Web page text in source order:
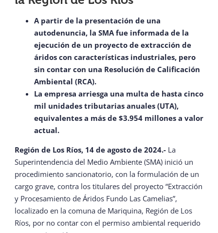
A partir de la presentación de una
autodenuncia, la SMA fue informada de la
ejecución de un proyecto de extracción de
áridos con características industriales, pero
sin contar con una Resolución de Calificación
Ambiental (RCA).
La empresa arriesga una multa de hasta cinco
mil unidades tributarias anuales (UTA),
equivalentes a más de $3.954 millones a valor
actual.
Región de Los Ríos, 14 de agosto de 2024.- La
Superintendencia del Medio Ambiente (SMA) inició un
procedimiento sancionatorio, con la formulación de un
cargo grave, contra los titulares del proyecto “Extracción
y Procesamiento de Áridos Fundo Las Camelias”,
localizado en la comuna de Mariquina, Región de Los
Ríos, por no contar con el permiso ambiental requerido